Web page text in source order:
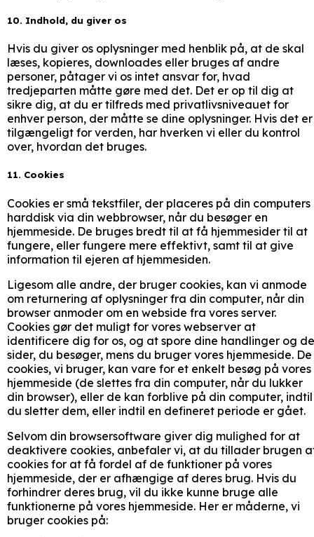
10. Indhold, du giver os
Hvis du giver os oplysninger med henblik på, at de skal
læses, kopieres, downloades eller bruges af andre
personer, påtager vi os intet ansvar for, hvad
tredjeparten måtte gøre med det. Det er op til dig at
sikre dig, at du er tilfreds med privatlivsniveauet for
enhver person, der måtte se dine oplysninger. Hvis det er
tilgængeligt for verden, har hverken vi eller du kontrol
over, hvordan det bruges.
11. Cookies
Cookies er små tekstfiler, der placeres på din computers
harddisk via din webbrowser, når du besøger en
hjemmeside. De bruges bredt til at få hjemmesider til at
fungere, eller fungere mere effektivt, samt til at give
information til ejeren af hjemmesiden.
Ligesom alle andre, der bruger cookies, kan vi anmode
om returnering af oplysninger fra din computer, når din
browser anmoder om en webside fra vores server.
Cookies gør det muligt for vores webserver at
identificere dig for os, og at spore dine handlinger og de
sider, du besøger, mens du bruger vores hjemmeside. De
cookies, vi bruger, kan vare for et enkelt besøg på vores
hjemmeside (de slettes fra din computer, når du lukker
din browser), eller de kan forblive på din computer, indtil
du sletter dem, eller indtil en defineret periode er gået.
Selvom din browsersoftware giver dig mulighed for at
deaktivere cookies, anbefaler vi, at du tillader brugen
cookies for at få fordel af de funktioner på vores
hjemmeside, der er afhængige af deres brug. Hvis du
forhindrer deres brug, vil du ikke kunne bruge alle
funktionerne på vores hjemmeside. Her er måderne, vi
bruger cookies på: